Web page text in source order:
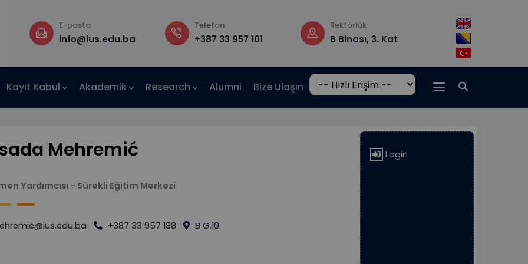
E-posta
info@ius.edu.ba
Telefon
+387 33 957 101
Rektörlük
B Binası, 3. Kat
Çalışma
Pzt-Cm:
17:00
Kayıt Kabul Akademik Research Alumni Bize Ulaşın
Mehremić
Yardımcısı - Sürekli Eğitim Merkezi
+387 33 957 188 B G.10
Login